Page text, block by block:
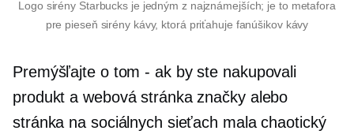
Logo sirény Starbucks je jedným z najznámejších; je to metafora
pre pieseň sirény kávy, ktorá priťahuje fanúšikov kávy
Premýšľajte o tom- ak by ste nakupovali
produkt a webová stránka značky alebo
stránka na sociálnych sieťach mala chaotický